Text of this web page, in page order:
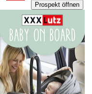
Prospekt öffnen